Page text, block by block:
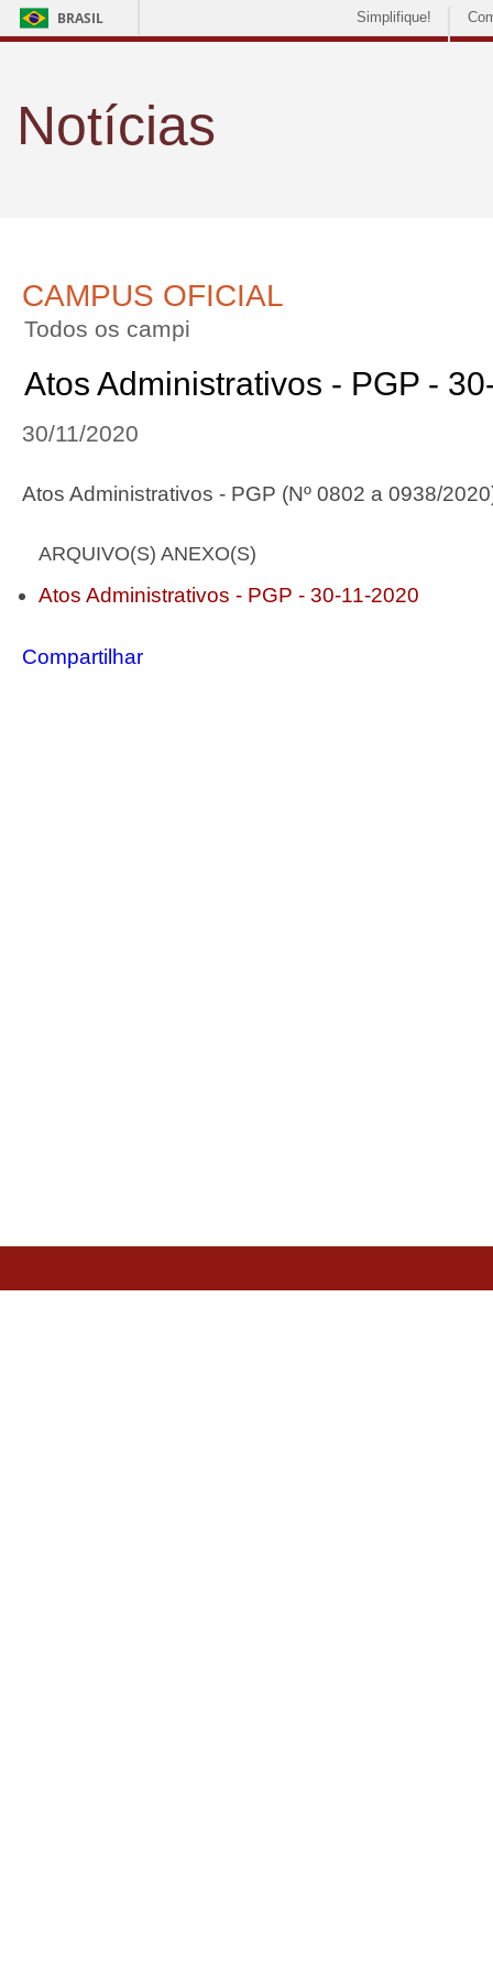
BRASIL Simplifique!
Notícias
CAMPUS OFICIAL
Todos os campi
Atos Administrativos - PGP -
30/11/2020
Atos Administrativos - PGP (Nº 0802 a 0938/
ARQUIVO(S) ANEXO(S)
Atos Administrativos - PGP - 30-11-2020
Compartilhar